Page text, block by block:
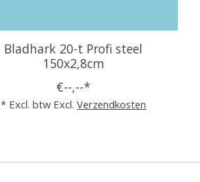
Bladhark 20-t Profi steel
150x2,8cm
€--,--*
* Excl. btw Excl.Verzendkosten